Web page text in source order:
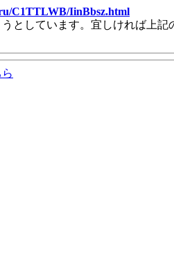
C1TTLWB/IinBbsz.html
としています。宜しければ上